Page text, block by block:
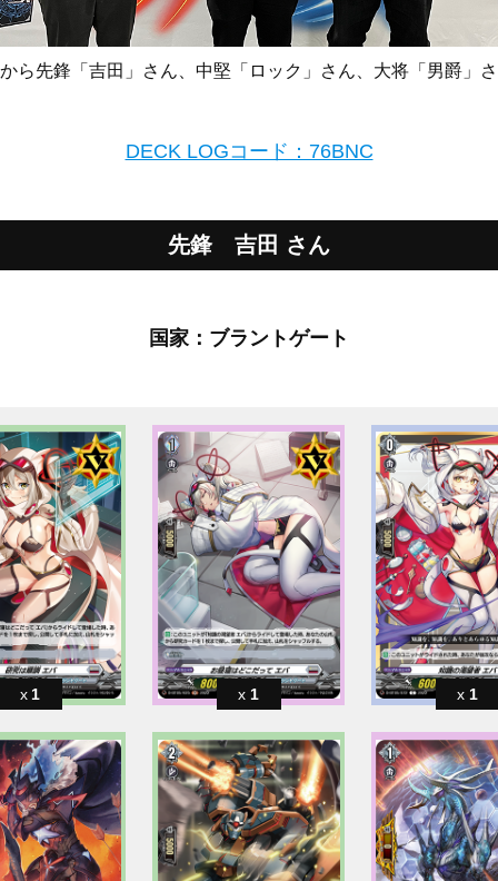
ら先鋒「吉田」さん、中堅「ロック」さん、大将「男爵」
DECK LOGコード：76BNC
先鋒 吉田 さん
国家：ブラントゲート
1 1 1